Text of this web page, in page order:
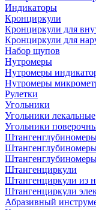
Индикаторы
Кронциркули
Кронциркули для
Кронциркули для
Набор щупов
Нутромеры
Нутромеры
Нутромеры
Рулетки
Угольники
Угольники лекальные
Угольники
Штангенциркули
Штангенциркули из
Штангенциркули
Абразивный